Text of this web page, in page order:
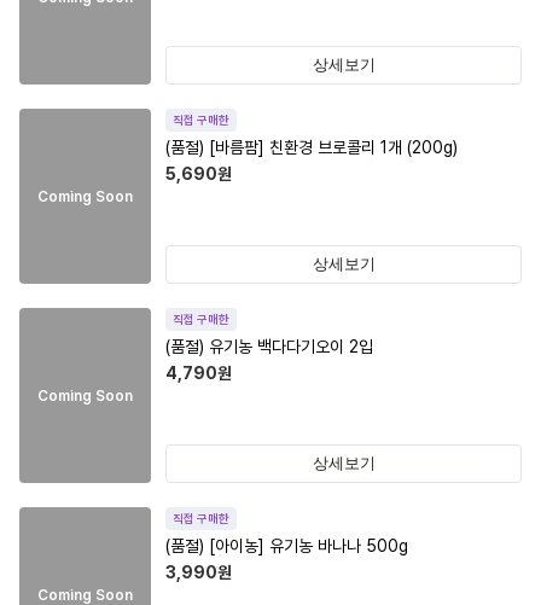
상세보기
Coming Soon
직접 구매한
(품절) [바름팜] 친환경 브로콜리 1개 (200g)
5,690원
상세보기
Coming Soon
직접 구매한
(품절) 유기농 백다다기오이 2입
4,790원
상세보기
Coming Soon
직접 구매한
(품절) [아이농] 유기농 바나나 500g
3,990원